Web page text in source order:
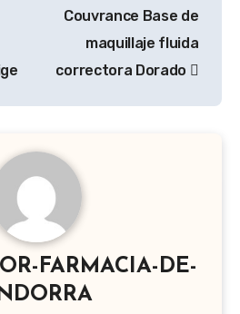
Couvrance Base de
maquillaje fluida
correctora Dorado
FARMACIA-DE-